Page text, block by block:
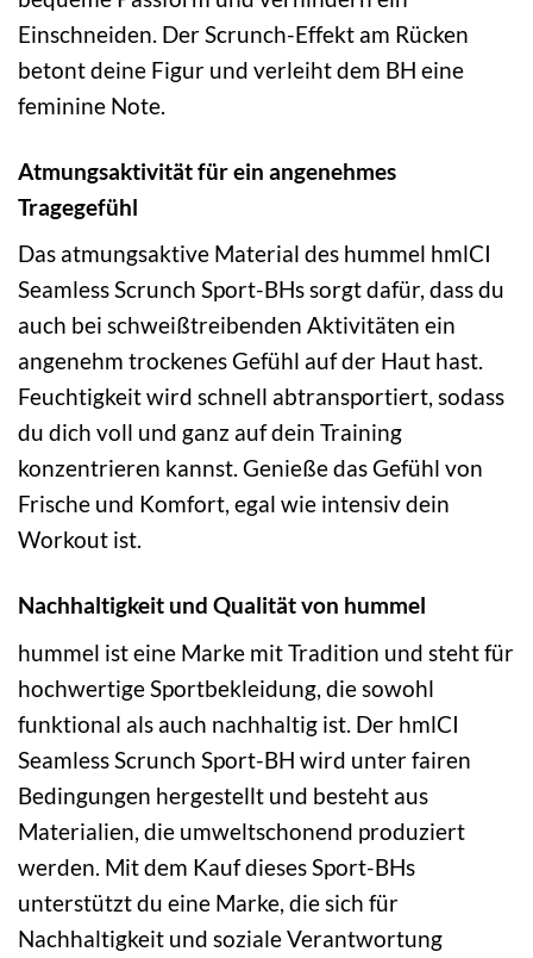
Einschneiden. Der Scrunch-Effekt am Rücken
betont deine Figur und verleiht dem BH eine
feminine Note.
Atmungsaktivität für ein angenehmes
Tragegefühl
Das atmungsaktive Material des hummel hmlCI
Seamless Scrunch Sport-BHs sorgt dafür, dass du
auch bei schweißtreibenden Aktivitäten ein
angenehm trockenes Gefühl auf der Haut hast.
Feuchtigkeit wird schnell abtransportiert, sodass
du dich voll und ganz auf dein Training
konzentrieren kannst. Genieße das Gefühl von
Frische und Komfort, egal wie intensiv dein
Workout ist.
Nachhaltigkeit und Qualität von hummel
hummel ist eine Marke mit Tradition und steht für
hochwertige Sportbekleidung, die sowohl
funktional als auch nachhaltig ist. Der hmlCI
Seamless Scrunch Sport-BH wird unter fairen
Bedingungen hergestellt und besteht aus
Materialien, die umweltschonend produziert
werden. Mit dem Kauf dieses Sport-BHs
unterstützt du eine Marke, die sich für
Nachhaltigkeit und soziale Verantwortung